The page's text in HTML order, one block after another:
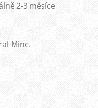
2-3 měsíce:
Mine.